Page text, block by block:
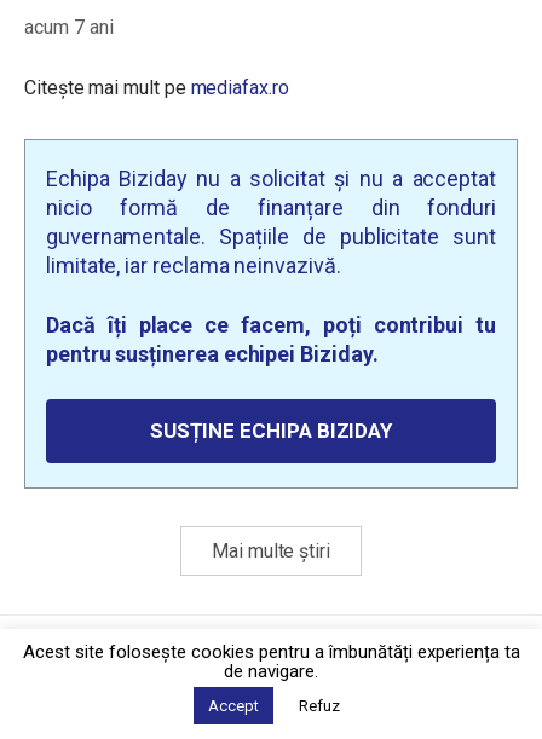
acum 7 ani
Citește mai mult pe mediafax.ro
Echipa Biziday nu a solicitat și nu a acceptat
nicio formă de finanțare din fonduri
guvernamentale. Spațiile de publicitate sunt
limitate, iar reclama neinvazivă.
Dacă îți place ce facem, poți contribui tu
pentru susținerea echipei Biziday.
SUSȚINE ECHIPA BIZIDAY
Mai multe știri
Politica de confidențialitate·Contact
2026 © Biziday
Acest site foloseşte cookies pentru a îmbunătăți experiența ta
de navigare.
Accept Refuz